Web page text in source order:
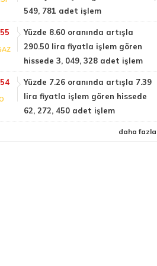
549, 781 adet işlem
Yüzde 8.60 oranında artışla
290.50 lira fiyatla işlem gören
hissede 3, 049, 328 adet işlem
Yüzde 7.26 oranında artışla 7.39
lira fiyatla işlem gören hissede
62, 272, 450 adet işlem
daha fazla